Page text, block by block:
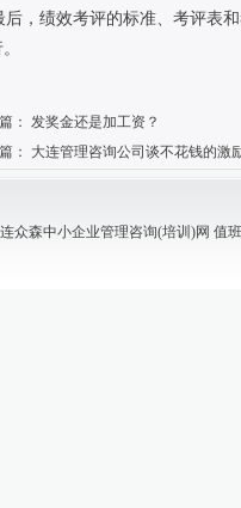
，绩效考评的标准、考评表
： 发奖金还是加工资？
：
大连管理咨询公司谈不花钱的激
众森中小企业管理咨询(培训)网 值